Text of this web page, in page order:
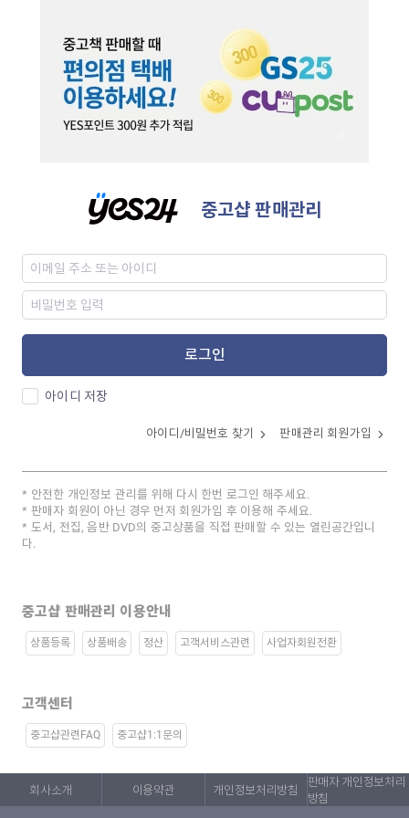
중고샵 판매관리
로그인
아이디 저장
아이디/비밀번호 찾기 판매관리 회원가입
안전한 개인정보 관리를 위해 다시 한번 로그인 해주세요.
판매자 회원이 아닌 경우 먼저 회원가입 후 이용해 주세요.
도서, 전집, 음반 DVD의 중고상품을 직접 판매할 수 있는 열린공간입니
다.
중고샵 판매관리 이용안내
상품등록 상품배송 정산 고객서비스관련 사업자회원전환
고객센터
중고샵관련FAQ 중고샵1:1문의
회사소개 이용약관 개인정보처리방침
판매자 개인정보처리
방침